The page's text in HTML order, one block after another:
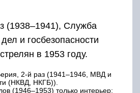
(1938–1941), Служба
и госбезопасности
в 1953 году.
2-й раз (1941–1946, МВД и
(НКВД, НКГБ)).
(1946–1953) только интерьер;